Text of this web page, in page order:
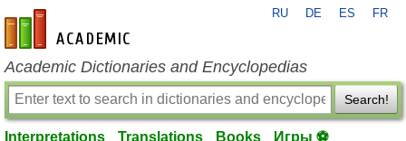
en-academic.com
RU DE ES FR
Academic Dictionaries and Encyclopedias
Search!
Interpretations Translations Books Игры ⚽